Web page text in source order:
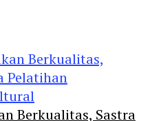
Berkualitas, Sastra